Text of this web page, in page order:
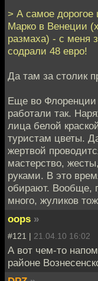
> А самое
Марко в Венеции
размаха) - с меня
содрали 48 евро!
Да там за столик
Еще во
работали так.
лица белой
туристам цветы.
жертвой
мастерство,
руками. В это
обирают. Вообще,
много, жуликов
oops »
#121 | 21.04.10 16:02
А вот чем-то
районе